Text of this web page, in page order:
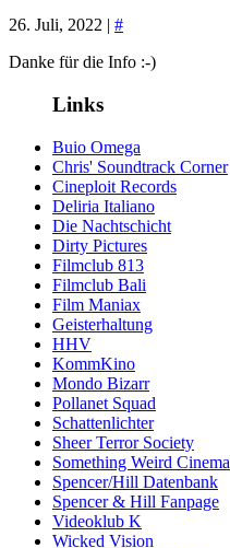
26. Juli, 2022 | #
Danke für die Info :-)
Links
Buio Omega
Chris' Soundtrack Corner
Cineploit Records
Deliria Italiano
Die Nachtschicht
Dirty Pictures
Filmclub 813
Filmclub Bali
Film Maniax
Geisterhaltung
HHV
KommKino
Mondo Bizarr
Pollanet Squad
Schattenlichter
Sheer Terror Society
Something Weird Cinema
Spencer/Hill Datenbank
Spencer & Hill Fanpage
Videoklub K
Wicked Vision